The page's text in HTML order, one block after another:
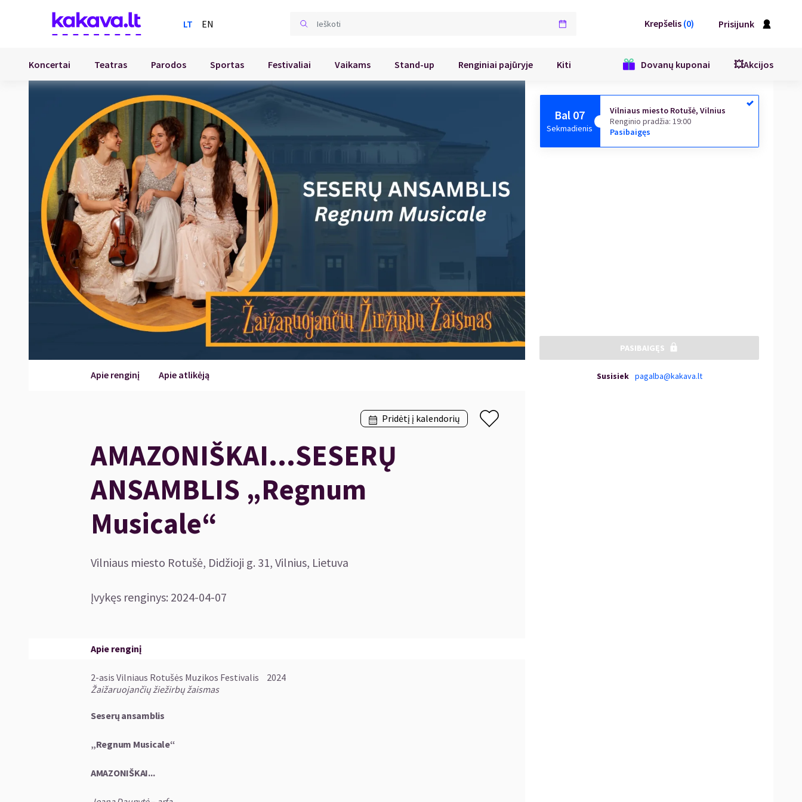
LT EN Krepšelis (0) Prisijunk
Koncertai Teatras Parodos Sportas Festivaliai Vaikams Stand-up Renginiai pajūryje Kiti Dovanų kuponai 💥Akcijos
Apie renginį Apie atlikėją
Pridėtį į kalendorių
AMAZONIŠKAI...SESERŲ
ANSAMBLIS „Regnum
Musicale“
Vilniaus miesto Rotušė, Didžioji g. 31, Vilnius, Lietuva
Įvykęs renginys: 2024-04-07
Apie renginį
2-asis Vilniaus Rotušės Muzikos Festivalis 2024
Žaižaruojančių žiežirbų žaismas
Seserų ansamblis
„Regnum Musicale“
AMAZONIŠKAI...
Bal 07
Sekmadienis
Vilniaus miesto Rotušė, Vilnius
Renginio pradžia:19:00
Pasibaigęs
PASIBAIGĘS
Susisiek pagalba@kakava.lt